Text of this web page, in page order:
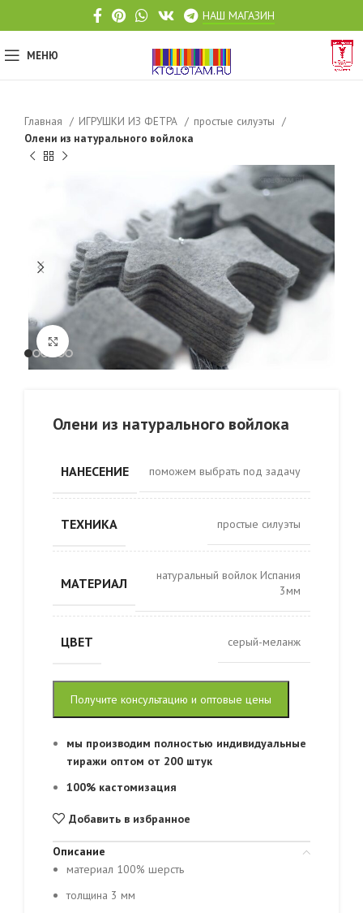
НАШ МАГАЗИН
МЕНЮ
Главная ИГРУШКИ ИЗ ФЕТРА
простые силуэты
Олени из натурального войлока
Click to enlarge
Олени из натурального войлока
НАНЕСЕНИЕ поможем выбрать под задачу
ТЕХНИКА простые силуэты
МАТЕРИАЛ
натуральный войлок Испания
3мм
ЦВЕТ серый-меланж
Получите консультацию и оптовые цены
мы производим полностью индивидуальные
тиражи оптом от 200 штук
100% кастомизация
Добавить в избранное
Описание
материал 100% шерсть
толщина 3 мм